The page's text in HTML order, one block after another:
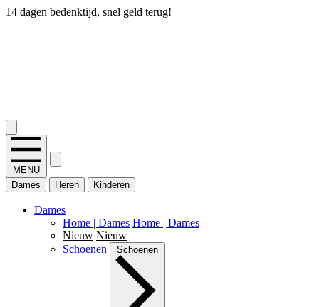
14 dagen bedenktijd, snel geld terug!
MENU
Dames
Heren Kinderen
Dames
Home | Dames Home | Dames
Nieuw Nieuw
Schoenen
Schoenen